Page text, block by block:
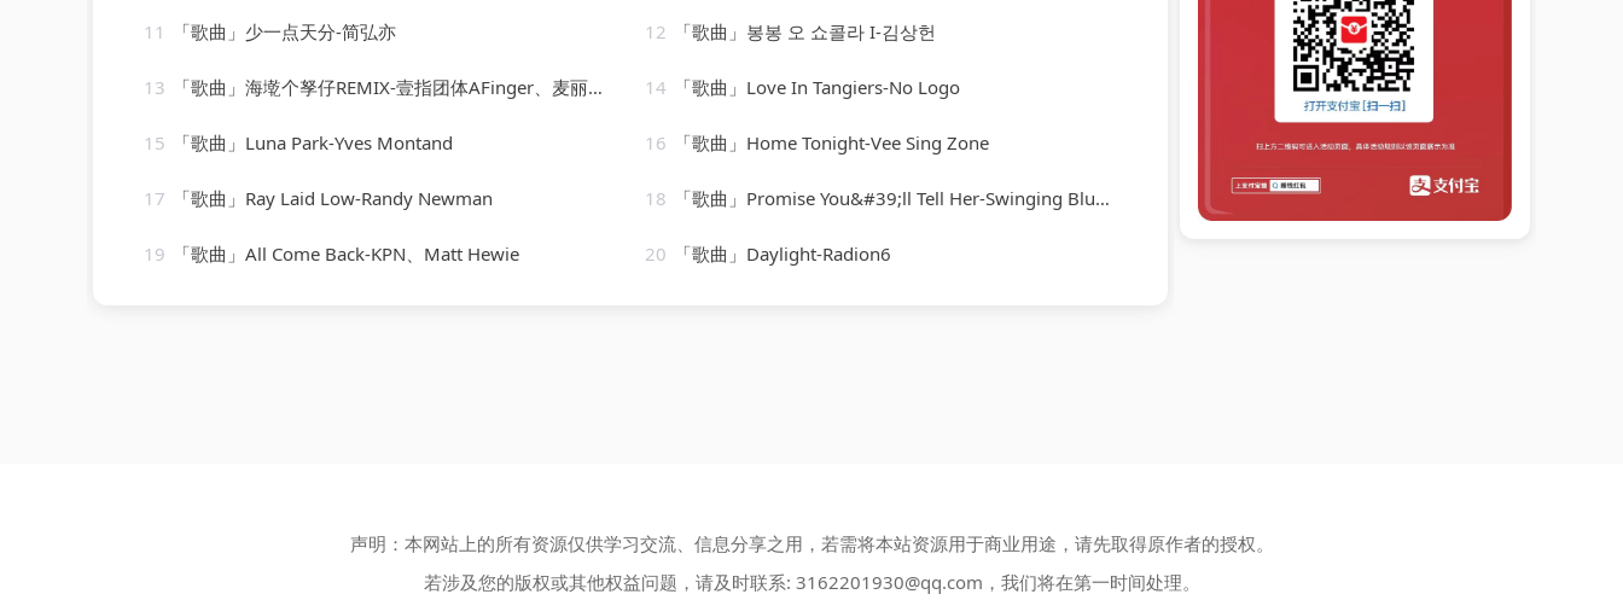
11 「歌曲」少一点天分-简弘亦 12 「歌曲」봉봉 오 쇼콜라 I-김상헌
13 「歌曲」海墘个孥仔REMIX-壹指团体AFinger、麦丽素Mylikes、叶晓粤、林渝植Anoryz、Artascope万花筒、弹壳、Person 14 「歌曲」Love In Tangiers-No Logo
15 「歌曲」Luna Park-Yves Montand 16 「歌曲」Home Tonight-Vee Sing Zone
17 「歌曲」Ray Laid Low-Randy Newman 18 「歌曲」Promise You&#39;ll Tell Her-Swinging Blue Jeans、The Swinging Blue Jeans
19 「歌曲」All Come Back-KPN、Matt Hewie 20 「歌曲」Daylight-Radion6
声明：本网站上的所有资源仅供学习交流、信息分享之用，若需将本站资源用于商业用途，请先取得原作者的授权。
若涉及您的版权或其他权益问题，请及时联系: 3162201930@qq.com ，我们将在第一时间处理。